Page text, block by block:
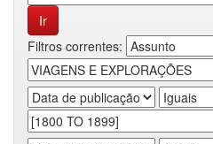
Filtros correntes: